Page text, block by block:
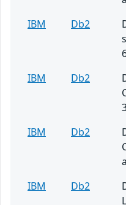
IBM
Db2
IBM
Db2
IBM
Db2
IBM
Db2